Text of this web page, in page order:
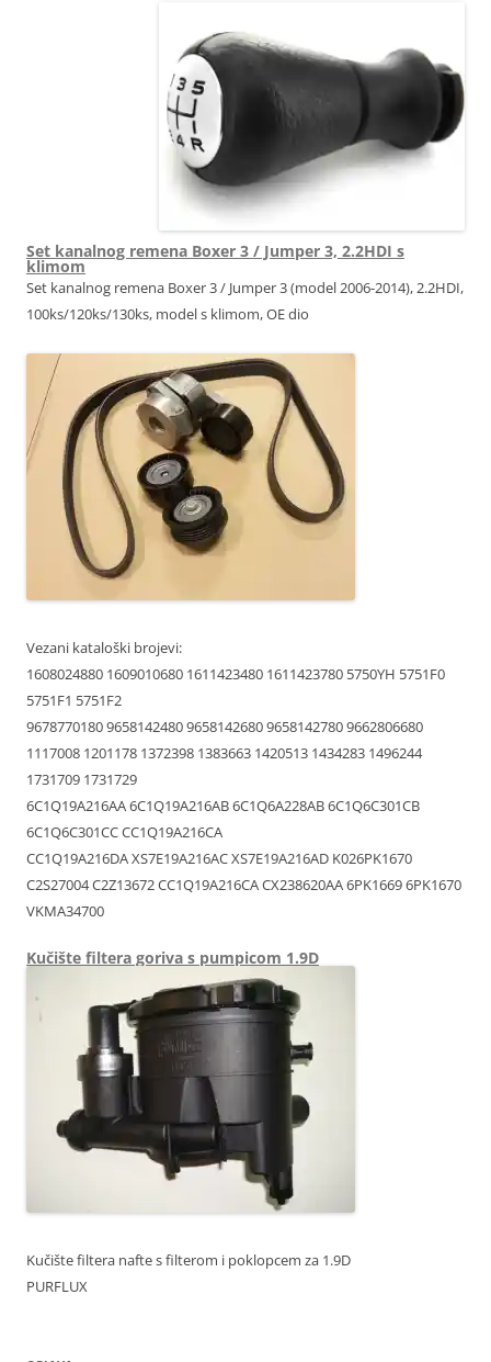
Set kanalnog remena Boxer 3 / Jumper 3, 2.2HDI s
klimom
Set kanalnog remena Boxer 3 / Jumper 3 (model 2006-2014), 2.2HDI,
100ks/120ks/130ks, model s klimom, OE dio
Vezani kataloški brojevi:
1608024880 1609010680 1611423480 1611423780 5750YH 5751F0
5751F1 5751F2
9678770180 9658142480 9658142680 9658142780 9662806680
1117008 1201178 1372398 1383663 1420513 1434283 1496244
1731709 1731729
6C1Q19A216AA 6C1Q19A216AB 6C1Q6A228AB 6C1Q6C301CB
6C1Q6C301CC CC1Q19A216CA
CC1Q19A216DA XS7E19A216AC XS7E19A216AD K026PK1670
C2S27004 C2Z13672 CC1Q19A216CA CX238620AA 6PK1669 6PK1670
VKMA34700
Kučište filtera goriva s pumpicom 1.9D
Kučište filtera nafte s filterom i poklopcem za 1.9D
PURFLUX